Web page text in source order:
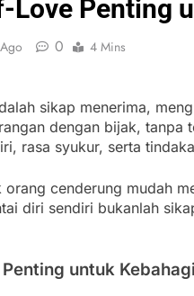
Love Penting
0 4 Mins
sikap menerima,
dengan bijak,
rasa syukur, serta
cenderung mudah
diri sendiri bukanlah
untuk